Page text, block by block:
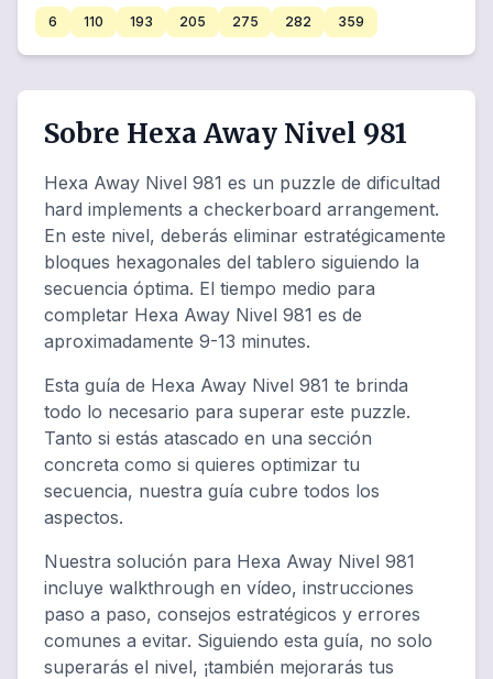
6 110 193 205 275 282 359
Sobre Hexa Away Nivel 981
Hexa Away Nivel 981 es un puzzle de dificultad
hard implements a checkerboard arrangement.
En este nivel, deberás eliminar estratégicamente
bloques hexagonales del tablero siguiendo la
secuencia óptima. El tiempo medio para
completar Hexa Away Nivel 981 es de
aproximadamente 9-13 minutes.
Esta guía de Hexa Away Nivel 981 te brinda
todo lo necesario para superar este puzzle.
Tanto si estás atascado en una sección
concreta como si quieres optimizar tu
secuencia, nuestra guía cubre todos los
aspectos.
Nuestra solución para Hexa Away Nivel 981
incluye walkthrough en vídeo, instrucciones
paso a paso, consejos estratégicos y errores
comunes a evitar. Siguiendo esta guía, no solo
superarás el nivel, ¡también mejorarás tus